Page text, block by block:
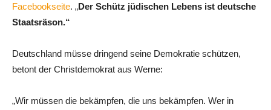
Facebookseite. „Der Schütz jüdischen Lebens ist deutsche
Staatsräson.“
Deutschland müsse dringend seine Demokratie schützen,
betont der Christdemokrat aus Werne:
„Wir müssen die bekämpfen, die uns bekämpfen. Wer in